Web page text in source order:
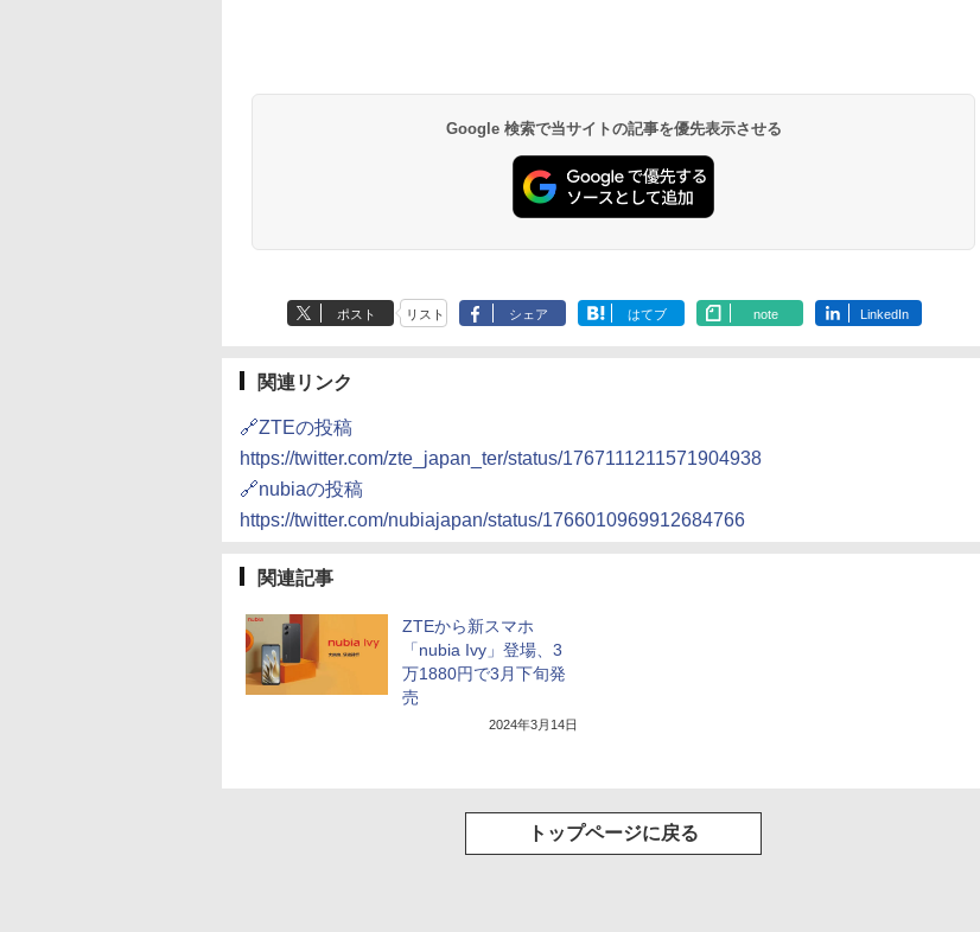
Google 検索で当サイトの記事を優先表示させる
ポスト リスト シェア はてブ note LinkedIn
関連リンク
🔗ZTEの投稿
https://twitter.com/zte_japan_ter/status/1767111211571904938
🔗nubiaの投稿
https://twitter.com/nubiajapan/status/1766010969912684766
関連記事
ZTEから新スマホ
「nubia Ivy」登場、3
万1880円で3月下旬発
売
2024年3月14日
トップページに戻る